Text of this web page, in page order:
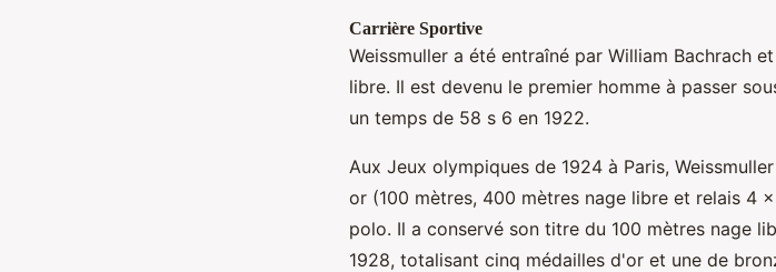
Carrière Sportive
Weissmuller a été entraîné par William Bachrach
libre. Il est devenu le premier homme à passer
un temps de 58 s 6 en 1922.
Aux Jeux olympiques de 1924 à Paris,
or (100 mètres, 400 mètres nage libre et relais 4
polo. Il a conservé son titre du 100 mètres nage
1928, totalisant cinq médailles d'or et une de